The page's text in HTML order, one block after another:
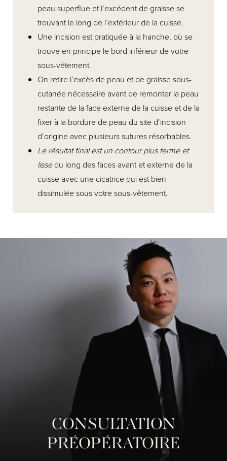
peau superflue et l’excédent de graisse se
trouvant le long de l’extérieur de la cuisse.
Une incision est pratiquée à la hanche, où se
trouve en principe le bord inférieur de votre
sous-vêtement.
On retire l’excès de peau et de graisse sous-
cutanée nécessaire avant de remonter la peau
restante de la face externe de la cuisse et de la
fixer à la bordure de peau du site d’incision
d’origine avec plusieurs sutures résorbables.
Le résultat final est un contour plus ferme et
lissedu long des faces avant et externe de la
cuisse avec une cicatrice qui est bien
dissimulée sous votre sous-vêtement.
CONSULTATION
PRÉOPÉRATOIRE